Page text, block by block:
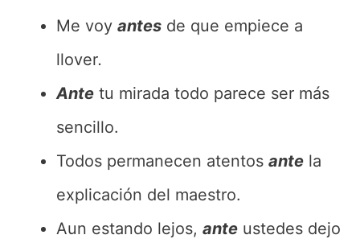
Me voy antes de que empiece a
llover.
Ante tu mirada todo parece ser más
sencillo.
Todos permanecen atentos ante la
explicación del maestro.
Aun estando lejos, ante ustedes dejo